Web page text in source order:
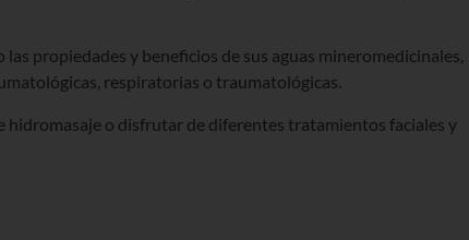
propiedades y beneficios de sus aguas mineromedicinales,
respiratorias o traumatológicas.
hidromasaje o disfrutar de diferentes tratamientos faciales y